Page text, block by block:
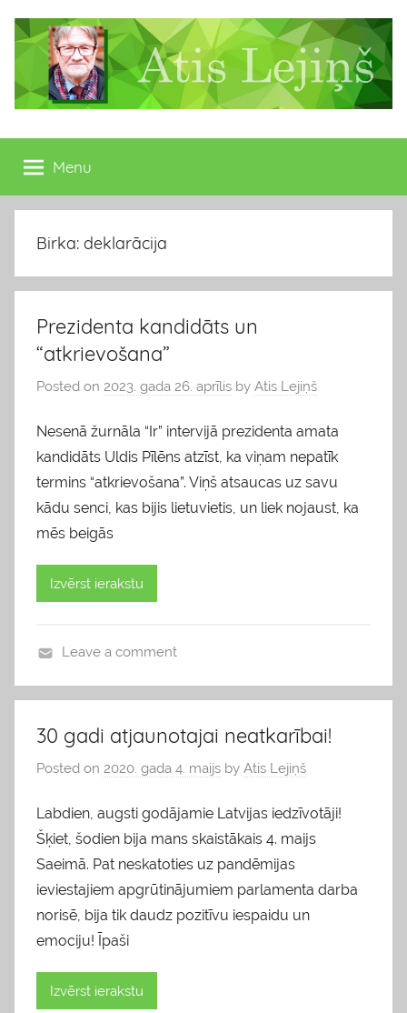
content
Atis
Lejiņš
13.
Saeimas
deputāts
Menu
Birka: deklarācija
Prezidenta kandidāts un
“atkrievošana”
Posted on 2023. gada 26. aprīlis by Atis Lejiņš
Nesenā žurnāla “Ir” intervijā prezidenta amata
kandidāts Uldis Pīlēns atzīst, ka viņam nepatīk
termins “atkrievošana”. Viņš atsaucas uz savu
kādu senci, kas bijis lietuvietis, un liek nojaust, ka
mēs beigās
Izvērst ierakstu
l
g
s
Leave a comment
30 gadi atjaunotajai neatkarībai!
Posted on 2020. gada 4. maijs by Atis Lejiņš
Labdien, augsti godājamie Latvijas iedzīvotāji!
Šķiet, šodien bija mans skaistākais 4. maijs
Saeimā. Pat neskatoties uz pandēmijas
ieviestajiem apgrūtinājumiem parlamenta darba
norisē, bija tik daudz pozitīvu iespaidu un
emociju! Īpaši
Izvērst ierakstu